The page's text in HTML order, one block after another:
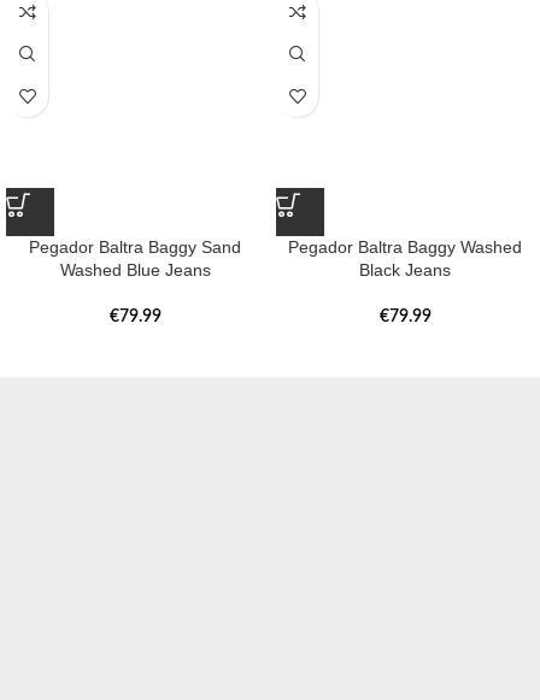
Pegador Baltra Baggy Sand
Washed Blue Jeans
€79.99
Pegador Baltra Baggy Washed
Black Jeans
€79.99